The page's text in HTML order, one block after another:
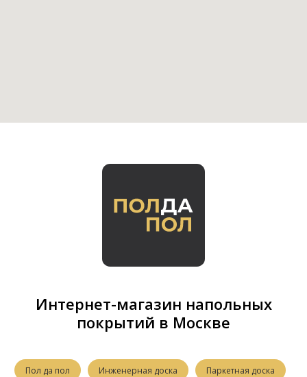
Интернет-магазин напольных
покрытий в Москве
Пол да пол Инженерная доска Паркетная доска